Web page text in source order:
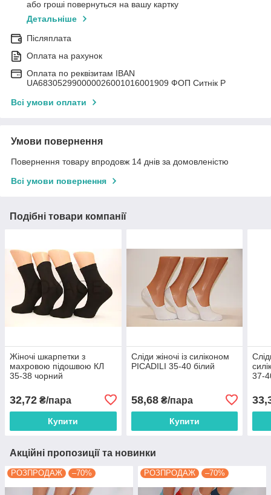
або гроші повернуться на вашу картку
Детальніше
Післяплата
Оплата на рахунок
Оплата по реквізитам IBAN
UА683052990000026001016001909 ФОП Ситнік Р
Всі умови оплати
Умови повернення
Повернення товару впродовж 14 днів за домовленістю
Всі умови повернення
Подібні товари компанії
Жіночі шкарпетки з
махровою підошвою КЛ
35-38 чорний
32,72 ₴/пара
Купити
Сліди жіночі із силіконом
PICADILI 35-40 білий
58,68₴/пара
Купити
37-
Акційні пропозиції та новинки
РОЗПРОДАЖ –70% РОЗПРОДАЖ –70%